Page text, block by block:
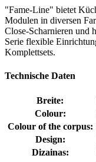
"Fame-Line" bietet
Modulen in diversen
Close-Scharnieren und
Serie flexible
Komplettsets.
Technische Daten
Breite:
Colour:
Colour of the corpus:
Design:
Dizainas: